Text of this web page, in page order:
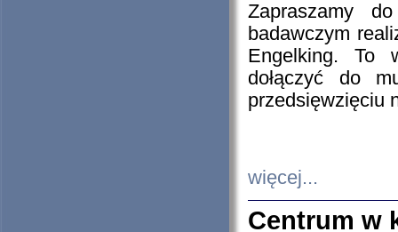
Zapraszamy
badawczym
Engelking. To
dołączyć do
przedsięwzięciu
więcej...
Centrum w